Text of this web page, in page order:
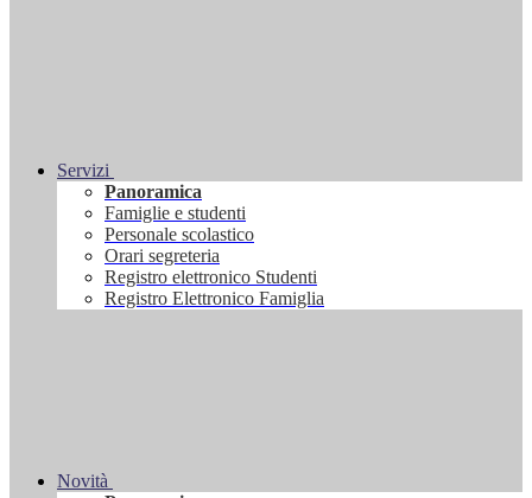
Servizi
Panoramica
Famiglie e studenti
Personale scolastico
Orari segreteria
Registro elettronico Studenti
Registro Elettronico Famiglia
Novità